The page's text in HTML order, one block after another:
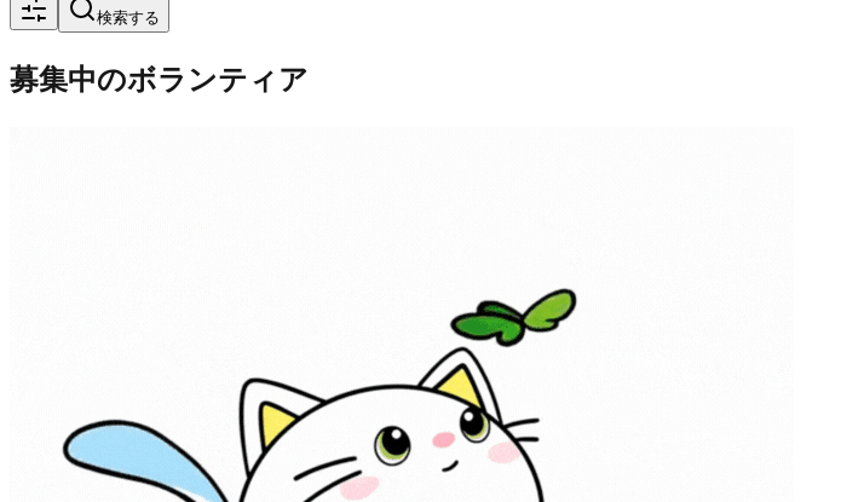
検索する
募集中のボランティア